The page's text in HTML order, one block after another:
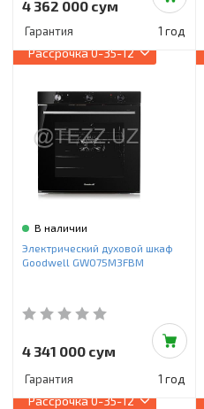
4 362 000 сум
Гарантия 1 год
Рассрочка0-35-12
В наличии
Электрический духовой шкаф
Goodwell GWO75M3FBM
4 341 000 сум
Гарантия 1 год
Рассрочка0-35-12